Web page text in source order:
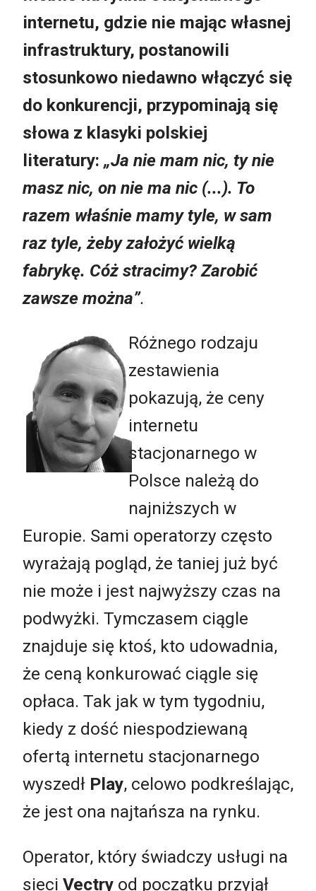
internetu, gdzie nie mając własnej
infrastruktury, postanowili
stosunkowo niedawno włączyć się
do konkurencji, przypominają się
słowa z klasyki polskiej
literatury: „Ja nie mam nic, ty nie
masz nic, on nie ma nic (...). To
razem właśnie mamy tyle, w sam
raz tyle, żeby założyć wielką
fabrykę. Cóż stracimy? Zarobić
zawsze można”.
Różnego rodzaju
zestawienia
pokazują, że ceny
internetu
stacjonarnego w
Polsce należą do
najniższych w
Europie. Sami operatorzy często
wyrażają pogląd, że taniej już być
nie może i jest najwyższy czas na
podwyżki. Tymczasem ciągle
znajduje się ktoś, kto udowadnia,
że ceną konkurować ciągle się
opłaca. Tak jak w tym tygodniu,
kiedy z dość niespodziewaną
ofertą internetu stacjonarnego
wyszedł Play, celowo podkreślając,
że jest ona najtańsza na rynku.
Operator, który świadczy usługi na
sieci Vectry od początku przyjął